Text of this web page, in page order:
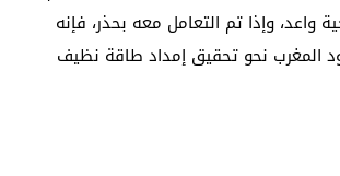
واعد، وإذا تم التعامل معه بحذر، فإنه
المغرب نحو تحقيق إمداد طاقة نظيف